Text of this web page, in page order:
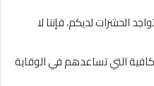
الحشرات لديكم، فإننا لا
التي تساعدهم في الوقاية